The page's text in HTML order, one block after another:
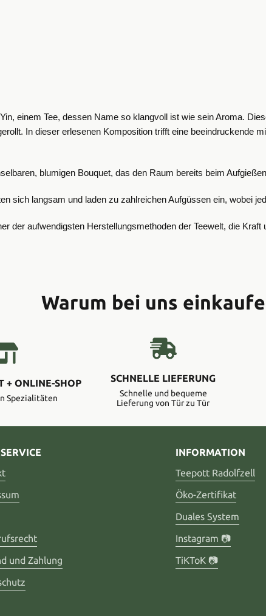
einem Tee, dessen Name so klangvoll ist wie sein Aroma.
In dieser erlesenen Komposition trifft eine beeindruckende
blumigen Bouquet, das den Raum bereits beim
sich langsam und laden zu zahlreichen Aufgüssen ein, wobei
der aufwendigsten Herstellungsmethoden der Teewelt, die
Warum bei uns
+ ONLINE-SHOP
Spezialitäten
SCHNELLE LIEFERUNG
Schnelle und bequeme
Lieferung von Tür zu Tür
und Zahlung
INFORMATION
Teepott Radolfzell
Öko-Zertifikat
Duales System
Instagram 📷
TiKToK 📷